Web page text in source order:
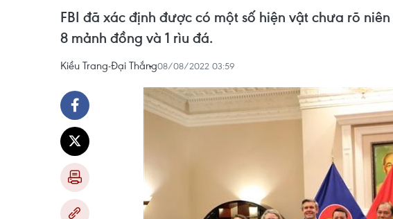
FBI đã xác định được có một số hiện vật chưa rõ
8 mảnh đồng và 1 rìu đá.
Kiều Trang-Đại Thắng08/08/2022 03:59